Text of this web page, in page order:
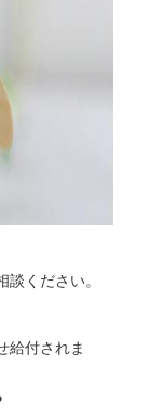
ください。
給付されま